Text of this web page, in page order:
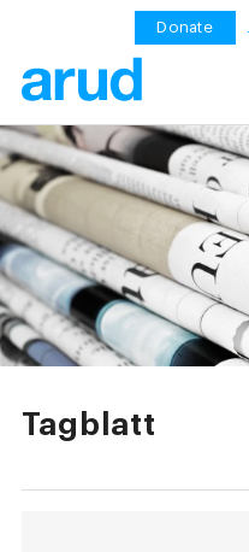
Donate
Tagblatt